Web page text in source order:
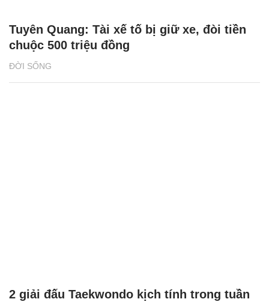
ĐỜI SỐNG
Tuyên Quang: Tài xế tố bị giữ xe, đòi tiền
chuộc 500 triệu đồng
2 giải đấu Taekwondo kịch tính trong tuần